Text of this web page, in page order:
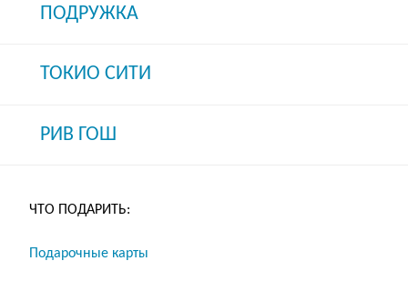
ПОДРУЖКА
ТОКИО СИТИ
РИВ ГОШ
ЧТО ПОДАРИТЬ:
Подарочные карты